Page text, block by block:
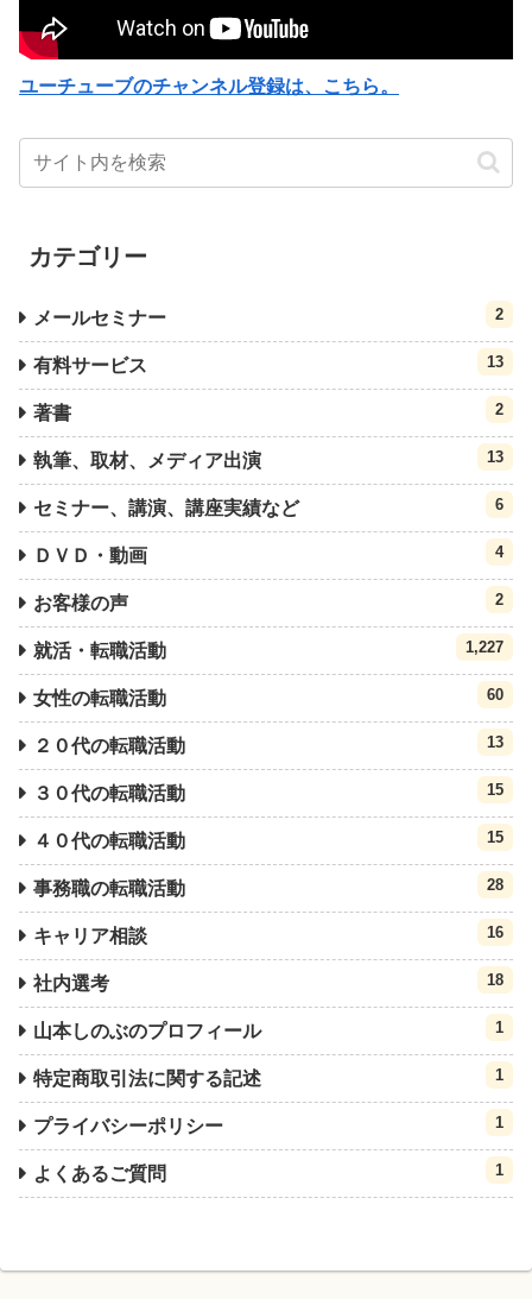
ユーチューブのチャンネル登録は、こちら。
カテゴリー
メールセミナー 2
有料サービス 13
著書 2
執筆、取材、メディア出演 13
セミナー、講演、講座実績など 6
ＤＶＤ・動画 4
お客様の声 2
就活・転職活動 1,227
女性の転職活動 60
２０代の転職活動 13
３０代の転職活動 15
４０代の転職活動 15
事務職の転職活動 28
キャリア相談 16
社内選考 18
山本しのぶのプロフィール 1
特定商取引法に関する記述 1
プライバシーポリシー 1
よくあるご質問 1